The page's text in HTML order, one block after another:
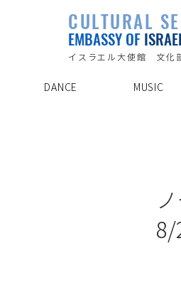
CULTURAL
EMBASSY OF
イスラエル大使館 文化
DANCE MUSIC
8/